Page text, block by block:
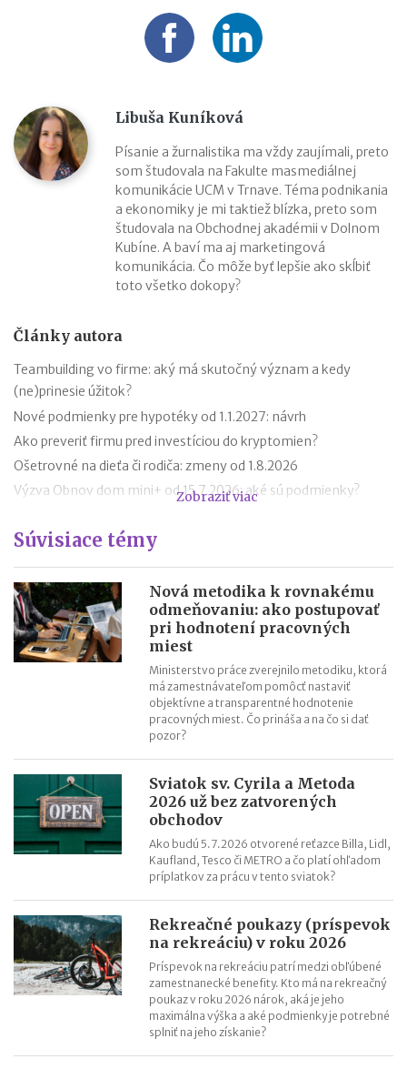
Libuša Kuníková
Písanie a žurnalistika ma vždy zaujímali, preto
som študovala na Fakulte masmediálnej
komunikácie UCM v Trnave. Téma podnikania
a ekonomiky je mi taktiež blízka, preto som
študovala na Obchodnej akadémii v Dolnom
Kubíne. A baví ma aj marketingová
komunikácia. Čo môže byť lepšie ako skĺbiť
toto všetko dokopy?
Články autora
Teambuilding vo firme: aký má skutočný význam a kedy
(ne)prinesie úžitok?
Nové podmienky pre hypotéky od 1.1.2027: návrh
Ako preveriť firmu pred investíciou do kryptomien?
Ošetrovné na dieťa či rodiča: zmeny od 1.8.2026
Výzva Obnov dom mini+ od 15.7.2026: aké sú podmienky?
činnosti (AML zákon)
Sviatok sv. Cyrila a Metoda 2026 už bez zatvorených obchodov
Nabíjanie elektromobilu v zahraničí: roaming, aplikácie,
plánovanie cesty
ChatGPT, Gemini a ďalšie AI nástroje: daňové povinnosti pri
Zobraziť viac
Súvisiace témy
Nová metodika k rovnakému
odmeňovaniu: ako postupovať
pri hodnotení pracovných
miest
Ministerstvo práce zverejnilo metodiku, ktorá
má zamestnávateľom pomôcť nastaviť
objektívne a transparentné hodnotenie
pracovných miest. Čo prináša a na čo si dať
pozor?
Sviatok sv. Cyrila a Metoda
2026 už bez zatvorených
obchodov
Ako budú 5.7.2026 otvorené reťazce Billa, Lidl,
Kaufland, Tesco či METRO a čo platí ohľadom
príplatkov za prácu v tento sviatok?
Rekreačné poukazy (príspevok
na rekreáciu) v roku 2026
Príspevok na rekreáciu patrí medzi obľúbené
zamestnanecké benefity. Kto má na rekreačný
poukaz v roku 2026 nárok, aká je jeho
maximálna výška a aké podmienky je potrebné
splniť na jeho získanie?